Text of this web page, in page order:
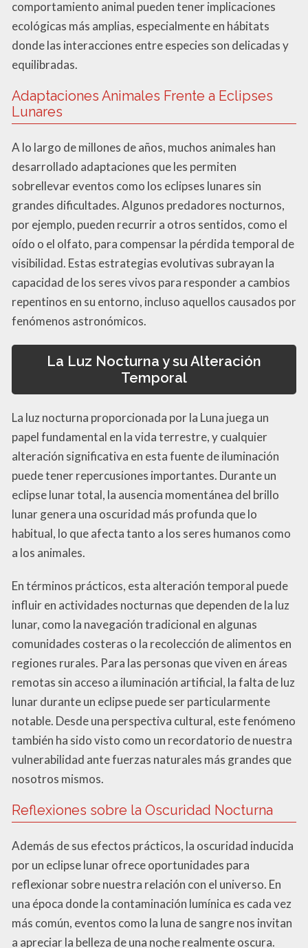
comportamiento animal pueden tener implicaciones
ecológicas más amplias, especialmente en hábitats
donde las interacciones entre especies son delicadas y
equilibradas.
Adaptaciones Animales Frente a Eclipses
Lunares
A lo largo de millones de años, muchos animales han
desarrollado adaptaciones que les permiten
sobrellevar eventos como los eclipses lunares sin
grandes dificultades. Algunos predadores nocturnos,
por ejemplo, pueden recurrir a otros sentidos, como el
oído o el olfato, para compensar la pérdida temporal de
visibilidad. Estas estrategias evolutivas subrayan la
capacidad de los seres vivos para responder a cambios
repentinos en su entorno, incluso aquellos causados por
fenómenos astronómicos.
La Luz Nocturna y su Alteración
Temporal
La luz nocturna proporcionada por la Luna juega un
papel fundamental en la vida terrestre, y cualquier
alteración significativa en esta fuente de iluminación
puede tener repercusiones importantes. Durante un
eclipse lunar total, la ausencia momentánea del brillo
lunar genera una oscuridad más profunda que lo
habitual, lo que afecta tanto a los seres humanos como
a los animales.
En términos prácticos, esta alteración temporal puede
influir en actividades nocturnas que dependen de la luz
lunar, como la navegación tradicional en algunas
comunidades costeras o la recolección de alimentos en
regiones rurales. Para las personas que viven en áreas
remotas sin acceso a iluminación artificial, la falta de luz
lunar durante un eclipse puede ser particularmente
notable. Desde una perspectiva cultural, este fenómeno
también ha sido visto como un recordatorio de nuestra
vulnerabilidad ante fuerzas naturales más grandes que
nosotros mismos.
Reflexiones sobre la Oscuridad Nocturna
Además de sus efectos prácticos, la oscuridad inducida
por un eclipse lunar ofrece oportunidades para
reflexionar sobre nuestra relación con el universo. En
una época donde la contaminación lumínica es cada vez
más común, eventos como la luna de sangre nos invitan
a apreciar la belleza de una noche realmente oscura.